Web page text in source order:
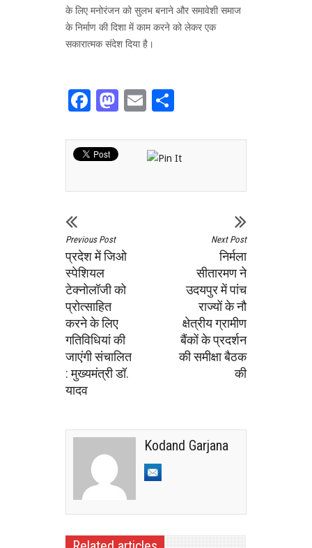
के लिए मनोरंजन को सुलभ बनाने और समावेशी समाज
के निर्माण की दिशा में काम करने को लेकर एक
सकारात्मक संदेश दिया है।
Facebook
Mastodon
Email
Previous Post
प्रदेश में जिओ
स्पेशियल
टेक्नोलॉजी को
प्रोत्साहित
करने के लिए
गतिविधियां की
जाएंगी संचालित
: मुख्यमंत्री डॉ.
यादव
Next Post
निर्मला
सीतारमण ने
उदयपुर में पांच
राज्यों के नौ
क्षेत्रीय ग्रामीण
बैंकों के प्रदर्शन
की समीक्षा बैठक
की
Kodand Garjana